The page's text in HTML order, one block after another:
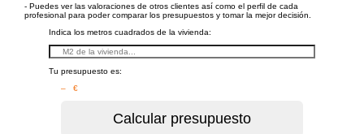
- Puedes ver las valoraciones de otros clientes así como el perfil de cada
profesional para poder comparar los presupuestos y tomar la mejor decisión.
Indica los metros cuadrados de la vivienda:
Tu presupuesto es:
– €